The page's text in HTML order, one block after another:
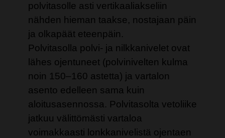
polvitasolle asti vertikaaliakseliin
nähden hieman taakse, nostajaan päin
ja olkapäät eteenpäin.
Polvitasolla polvi- ja nilkkanivelet ovat
lähes ojentuneet (polvinivelten kulma
noin 150–160 astetta) ja vartalon
asento edelleen sama kuin
aloitusasennossa. Polvitasolta vetoliike
jatkuu välittömästi vartaloa
voimakkaasti lonkkanivelistä ojentaen